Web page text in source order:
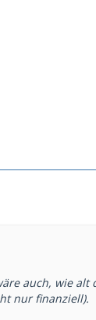
auch, wie alt
nur finanziell).